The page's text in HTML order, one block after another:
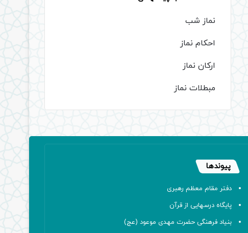
نماز شب
احکام نماز
ارکان نماز
مبطلات نماز
پیوندها
دفتر مقام معظم رهبری
پایگاه درسهایی از قرآن
بنیاد فرهنگی حضرت مهدی موعود (عج)